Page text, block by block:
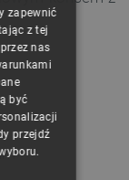
CZECH
ENGLISH
GERMAN
zapewnić
z tej
nas
być
przejdź